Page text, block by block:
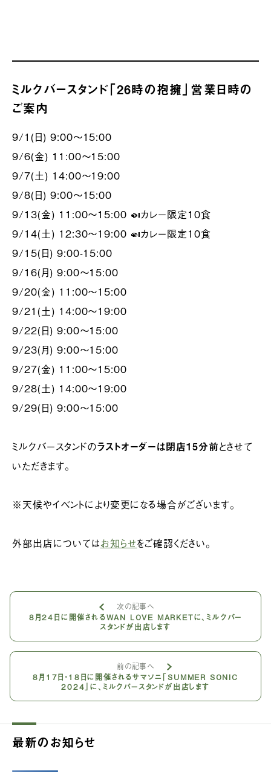
ミルクバースタンド「26時の抱擁」営業日時の
ご案内
9/1(日) 9:00～15:00
9/6(金) 11:00～15:00
9/7(土) 14:00～19:00
9/8(日) 9:00～15:00
9/13(金) 11:00～15:00 🍛カレー限定10食
9/14(土) 12:30～19:00 🍛カレー限定10食
9/15(日) 9:00-15:00
9/16(月) 9:00～15:00
9/20(金) 11:00～15:00
9/21(土) 14:00～19:00
9/22(日) 9:00～15:00
9/23(月) 9:00～15:00
9/27(金) 11:00～15:00
9/28(土) 14:00～19:00
9/29(日) 9:00～15:00
ミルクバースタンドのラストオーダーは閉店15分前とさせて
いただきます。
※天候やイベントにより変更になる場合がございます。
外部出店についてはお知らせをご確認ください。
次の記事へ
8月24日に開催されるWAN LOVE MARKETに、ミルクバー
スタンドが出店します
前の記事へ
8月17日・18日に開催されるサマソニ「SUMMER SONIC
2024」に、ミルクバースタンドが出店します
最新のお知らせ